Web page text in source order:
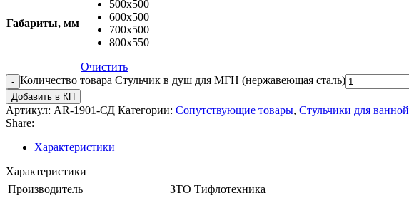
Габариты, мм
500х500
600х500
700х500
800х550
Очистить
Количество товара Стульчик в душ для МГН (нержавеющая сталь)
Добавить в КП
Артикул: AR-1901-СД Категории: Сопутствующие товары, Стульчики для ванной
Share:
Характеристики
Характеристики
Производитель
ЗТО Тифлотехника